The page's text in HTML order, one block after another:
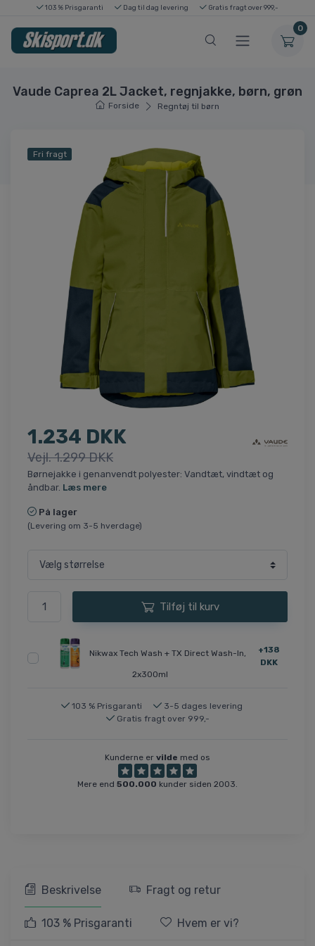
103 % Prisgaranti Dag til dag levering Gratis fragt over 999,-
0
Vaude Caprea 2L Jacket, regnjakke, børn, grøn
Forside Regntøj til børn
Fri fragt
1.234 DKK
Vejl. 1.299 DKK
Børnejakke i genanvendt polyester: Vandtæt, vindtæt og
åndbar. Læs mere
På lager
(Levering om 3-5 hverdage)
Tilføj til kurv
Nikwax Tech Wash + TX Direct Wash-In,
2x300ml
+138
DKK
103 % Prisgaranti
3-5 dages levering
Gratis fragt over 999,-
Kunderne er vilde med os
Mere end 500.000 kunder siden 2003.
Beskrivelse Fragt og retur
103 % Prisgaranti Hvem er vi?